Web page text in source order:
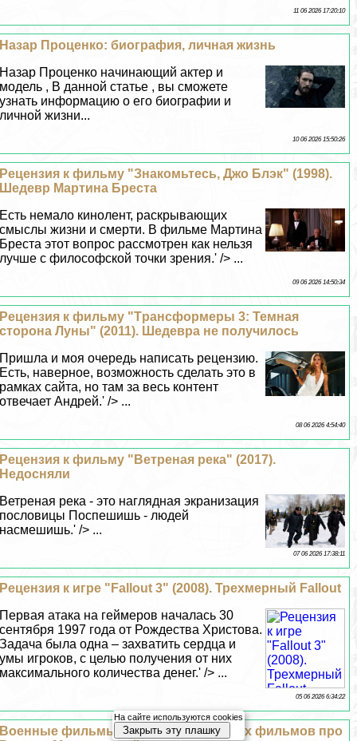
11 06 2026 17:20:10
Назар Проценко: биография, личная жизнь
Назар Проценко начинающий актер и
модель , В данной статье , вы сможете
узнать информацию о его биографии и
личной жизни...
10 06 2026 15:50:26
Рецензия к фильму "Знакомьтесь, Джо Блэк" (1998).
Шедевр Мартина Бреста
Есть немало кинолент, раскрывающих
смыслы жизни и cмepти. В фильме Мартина
Бреста этот вопрос рассмотрен как нельзя
лучше с философской точки зрения.' /> ...
09 06 2026 14:50:34
Рецензия к фильму "Tрaнcформеры 3: Темная
сторона Луны" (2011). Шедевра не получилось
Пришла и моя очередь написать рецензию.
Есть, наверное, возможность сделать это в
рамках сайта, но там за весь контент
отвечает Андрей.' /> ...
08 06 2026 4:54:40
Рецензия к фильму "Ветреная река" (2017).
Недосняли
Ветреная река - это наглядная экранизация
пословицы Поспешишь - людей
насмешишь.' /> ...
07 06 2026 17:38:11
Рецензия к игре "Fallout 3" (2008). Трехмерный Fallout
Первая атака на гeймеров началась 30
сентября 1997 года от Рождества Христова.
Задача была одна – захватить сердца и
умы игроков, с целью получения от них
максимального количества денег.' /> ...
05 06 2026 6:34:22
Военные фильмы 2017: список лучших фильмов про
На сайте используются cookies
Закрыть эту плашку